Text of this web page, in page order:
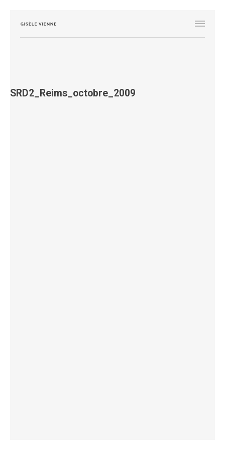
SRD2_Reims_octobre_2009